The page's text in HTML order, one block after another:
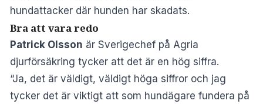
hundattacker där hunden har skadats.
Bra att vara redo
Patrick Olsson är Sverigechef på Agria
djurförsäkring tycker att det är en hög siffra.
“Ja, det är väldigt, väldigt höga siffror och jag
tycker det är viktigt att som hundägare fundera på